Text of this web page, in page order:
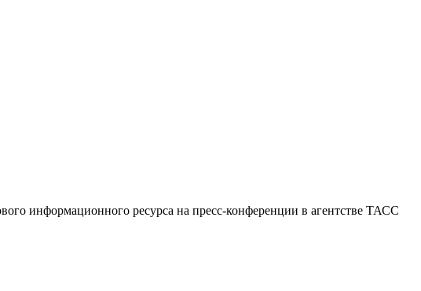
информационного ресурса на пресс-конференции в агентстве ТАСС